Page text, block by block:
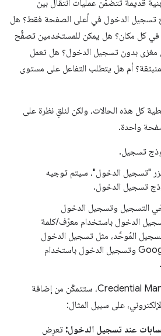
قديمة تتضمّن عمليات انتقال بين
تسجيل الدخول في أعلى الصفحة فقط؟ هل
في كل مكان؟ هل يمكن للمستخدمين تصفُّح
مغزى بدون تسجيل الدخول؟ هل تعمل
أم هل يتطلب التفاعل على مستوى
كل هذه الحالات، ولكن لنلقِ نظرة على
واحدة.
تسجيل.
"تسجيل الدخول"، سيتم توجيه
تسجيل الدخول.
التسجيل وتسجيل الدخول
الدخول باستخدام معرّف/كلمة
المُوحَّد، مثل تسجيل الدخول
باستخدام حساب Google وتسجيل الدخول باستخدام
باستخدام Credential Management API، ستتمكّن من إضافة
على سبيل المثال:
عند تسجيل الدخول: تعرِض